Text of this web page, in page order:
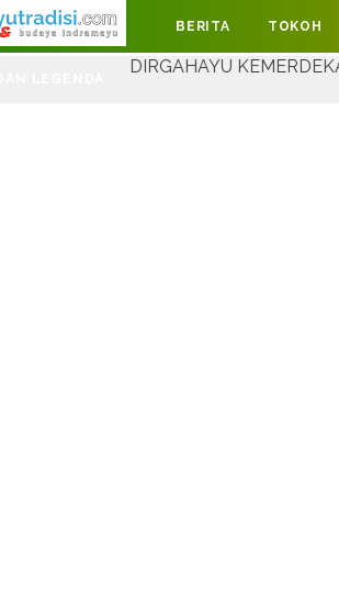
DIRGAHAYU KEMERDEKAAN REPUBLIK
BERITA TOKOH